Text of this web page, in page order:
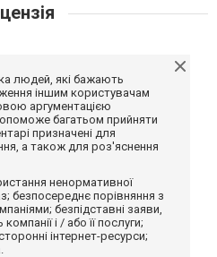
людей, які бажають
іншим користувачам
аргументацією
багатьом прийняти
призначені для
а також для роз'яснення
ненормативної
безпосереднє порівняння з
безпідставні заяви,
і / або її послуги;
інтернет-ресурси;